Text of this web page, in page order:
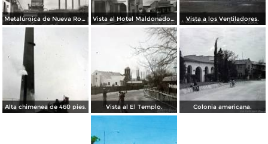
Metalúrgica de Nueva Rosita Vista al Hotel Maldonado y calle principal Vista a los Ventiladores.
Alta chimenea de 460 pies. Vista al El Templo. Colonia americana.